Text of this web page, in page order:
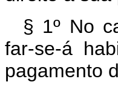
§ 1º No
far-se-á
pagamento